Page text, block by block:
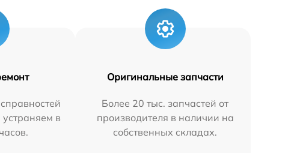
в
Оригинальные запчасти
Более 20 тыс. запчастей от
производителя в наличии на
собственных складах.